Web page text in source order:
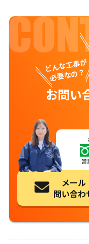
どんな工事が
必要なの？
お問い
営
メール
問い合わ